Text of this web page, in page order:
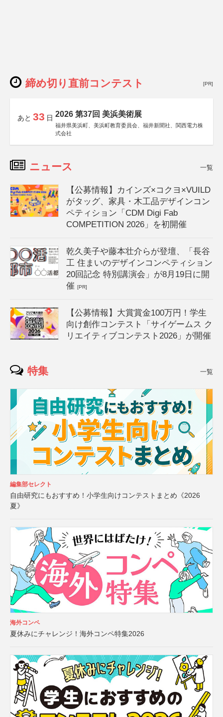
締め切り直前コンテスト [PR]
あと 33 日 2026 第37回 美浜美術展
福井県美浜町、美浜町教育委員会、福井新聞社、関西電力株
式会社
ニュース 一覧
【公募情報】カインズ×コクヨ×VUILD
がタッグ、家具・木工品デザインコン
ペティション「CDM Digi Fab
COMPETITION 2026」を初開催
乾久美子や藤本壮介らが登壇、「長谷
工 住まいのデザインコンペティション
20回記念 特別講演会」が8月19日に開
催[PR]
【公募情報】大賞賞金100万円！学生
向け創作コンテスト「サイゲームス ク
リエイティブコンテスト2026」が開催
特集 一覧
編集部セレクト
自由研究にもおすすめ！小学生向けコンテストまとめ《2026
夏》
海外コンペ
夏休みにチャレンジ！海外コンペ特集2026